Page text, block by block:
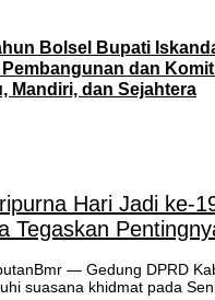
Bolsel Bupati
dan
Mandiri, dan Sejahtera
Hari Jadi ke-
Tegaskan
— Gedung DPRD
suasana khidmat pada